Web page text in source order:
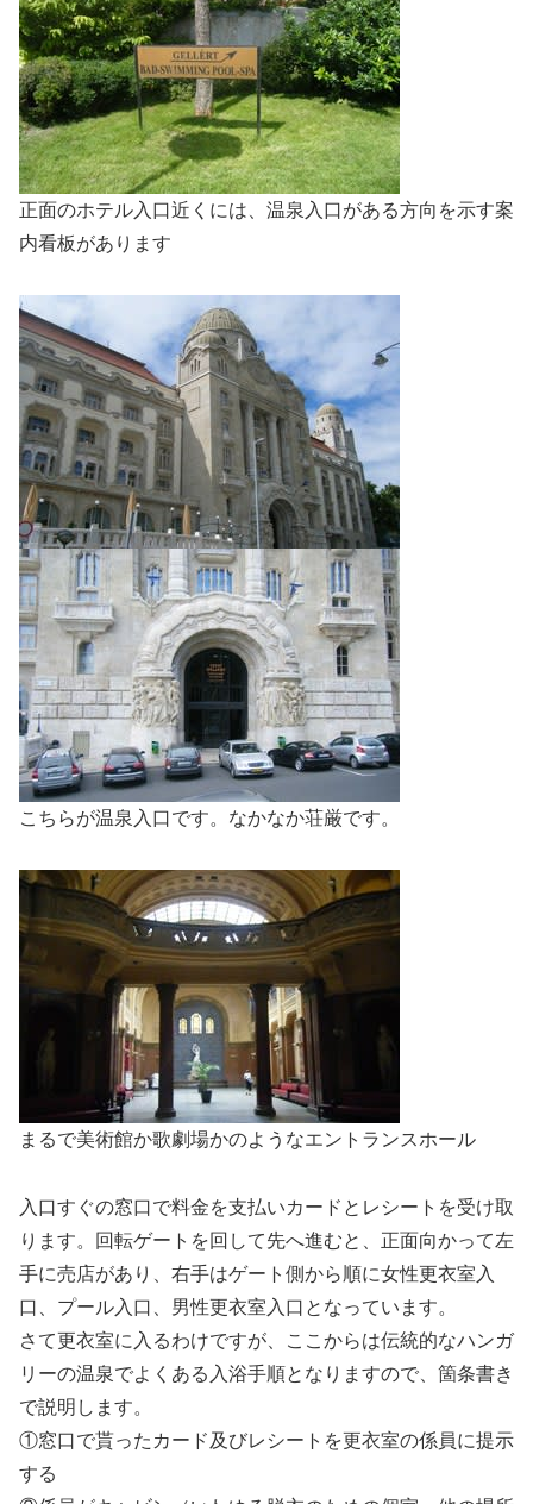
正面のホテル入口近くには、温泉入口がある方向を示す案
内看板があります
こちらが温泉入口です。なかなか荘厳です。
まるで美術館か歌劇場かのようなエントランスホール
入口すぐの窓口で料金を支払いカードとレシートを受け取
ります。回転ゲートを回して先へ進むと、正面向かって左
手に売店があり、右手はゲート側から順に女性更衣室入
口、プール入口、男性更衣室入口となっています。
さて更衣室に入るわけですが、ここからは伝統的なハンガ
リーの温泉でよくある入浴手順となりますので、箇条書き
で説明します。
①窓口で貰ったカード及びレシートを更衣室の係員に提示
する